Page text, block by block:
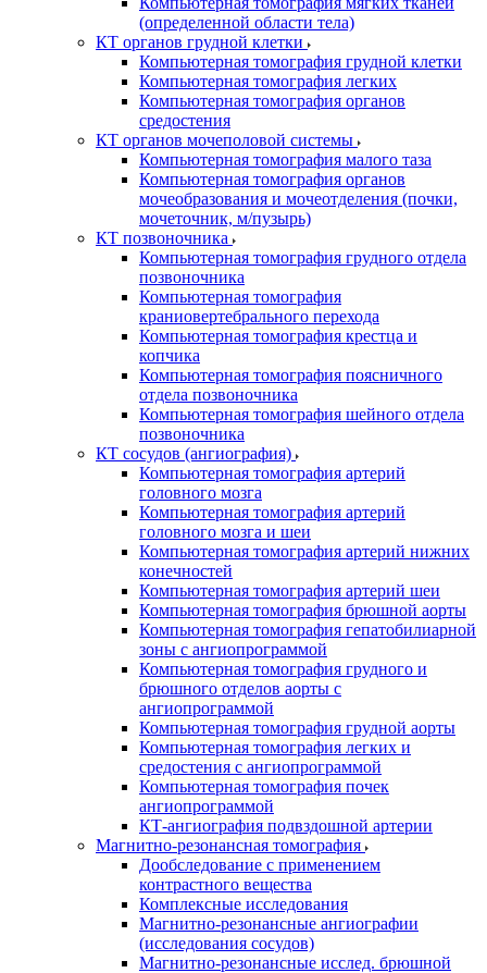
(определенной области тела)
КТ органов грудной клетки
Компьютерная томография грудной клетки
Компьютерная томография легких
Компьютерная томография органов
средостения
КТ органов мочеполовой системы
Компьютерная томография малого таза
Компьютерная томография органов
мочеобразования и мочеотделения (почки,
мочеточник, м/пузырь)
КТ позвоночника
Компьютерная томография грудного отдела
позвоночника
Компьютерная томография
краниовертебрального перехода
Компьютерная томография крестца и
копчика
Компьютерная томография поясничного
отдела позвоночника
Компьютерная томография шейного отдела
позвоночника
КТ сосудов (ангиография)
Компьютерная томография артерий
головного мозга
Компьютерная томография артерий
головного мозга и шеи
Компьютерная томография артерий нижних
конечностей
Компьютерная томография артерий шеи
Компьютерная томография брюшной аорты
Компьютерная томография гепатобилиарной
зоны с ангиопрограммой
Компьютерная томография грудного и
брюшного отделов аорты с
ангиопрограммой
Компьютерная томография грудной аорты
Компьютерная томография легких и
средостения с ангиопрограммой
Компьютерная томография почек
ангиопрограммой
КТ-ангиография подвздошной артерии
Магнитно-резонансная томография
Дообследование с применением
контрастного вещества
Комплексные исследования
Магнитно-резонансные ангиографии
(исследования сосудов)
Магнитно-резонансные исслед. брюшной